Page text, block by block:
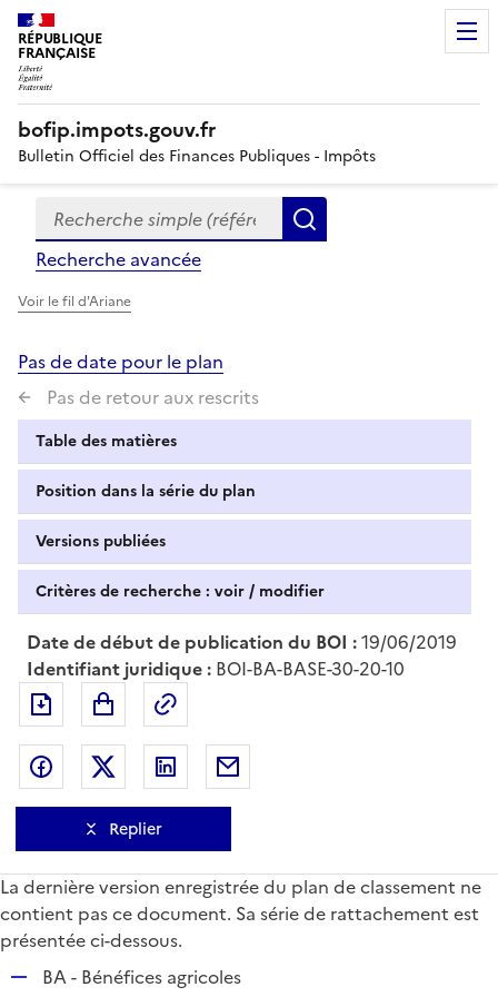
RÉPUBLIQUE
FRANÇAISE
bofip.impots.gouv.fr
Bulletin Officiel des Finances Publiques - Impôts
Formulaire
de
recherche
Recherche simple (références, mots clés, partie du
Recherche avancée
Voir le fil d'Ariane
Pas de date pour le plan
Pas de retour aux rescrits
Table des matières
Position dans la série du plan
Versions publiées
Critères de recherche : voir / modifier
Date de début de publication du BOI :19/06/2019
Identifiant juridique : BOI-BA-BASE-30-20-10
Exporter le document au format pdf
Partager sur Facebook
Partager sur Twitter
Partager sur LinkedIn
Replier
La dernière version enregistrée du plan de classement ne
contient pas ce document. Sa série de rattachement est
présentée ci-dessous.
BA - Bénéfices agricoles